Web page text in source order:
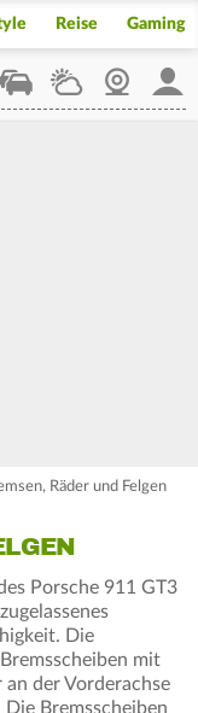
Reise Gaming
StaupilotWetterWebcam
Räder und Felgen
Porsche 911 GT3
Die
mit
der Vorderachse
Bremsscheiben